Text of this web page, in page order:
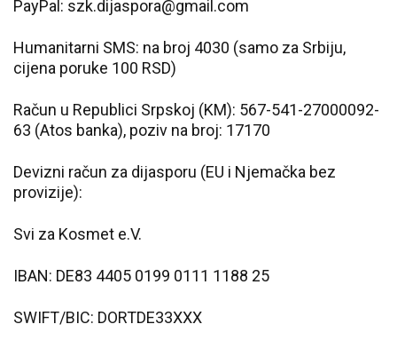
PayPal: szk.dijaspora@gmail.com
Humanitarni SMS: na broj 4030 (samo za Srbiju,
cijena poruke 100 RSD)
Račun u Republici Srpskoj (KM): 567-541-27000092-
63 (Atos banka), poziv na broj: 17170
Devizni račun za dijasporu (EU i Njemačka bez
provizije):
Svi za Kosmet e.V.
IBAN: DE83 4405 0199 0111 1188 25
SWIFT/BIC: DORTDE33XXX